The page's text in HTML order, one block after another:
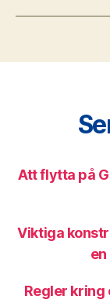
Att flytta på
Viktiga
Regler kring